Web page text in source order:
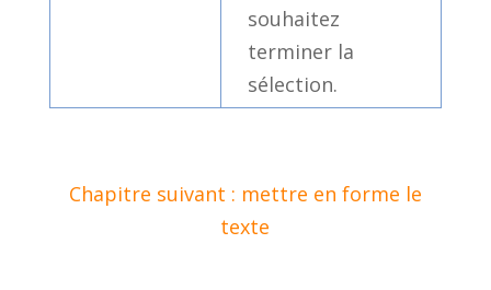
souhaitez
terminer la
sélection.
Chapitre suivant : mettre en forme le
texte